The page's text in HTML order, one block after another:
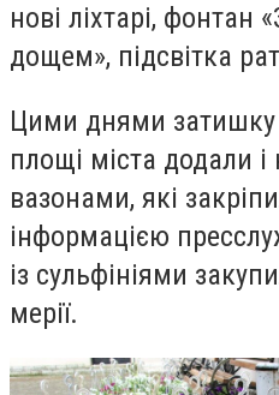
нові ліхтарі, фонтан
дощем», підсвітка
Цими днями затишку
площі міста додали і
вазонами, які
інформацією
із сульфініями
мерії.